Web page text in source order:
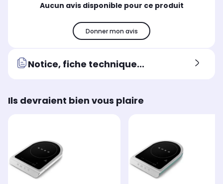
31,5 cm
Aucun avis disponible pour ce produit
Donner mon avis
Notice, fiche technique...
Ils devraient bien vous plaire